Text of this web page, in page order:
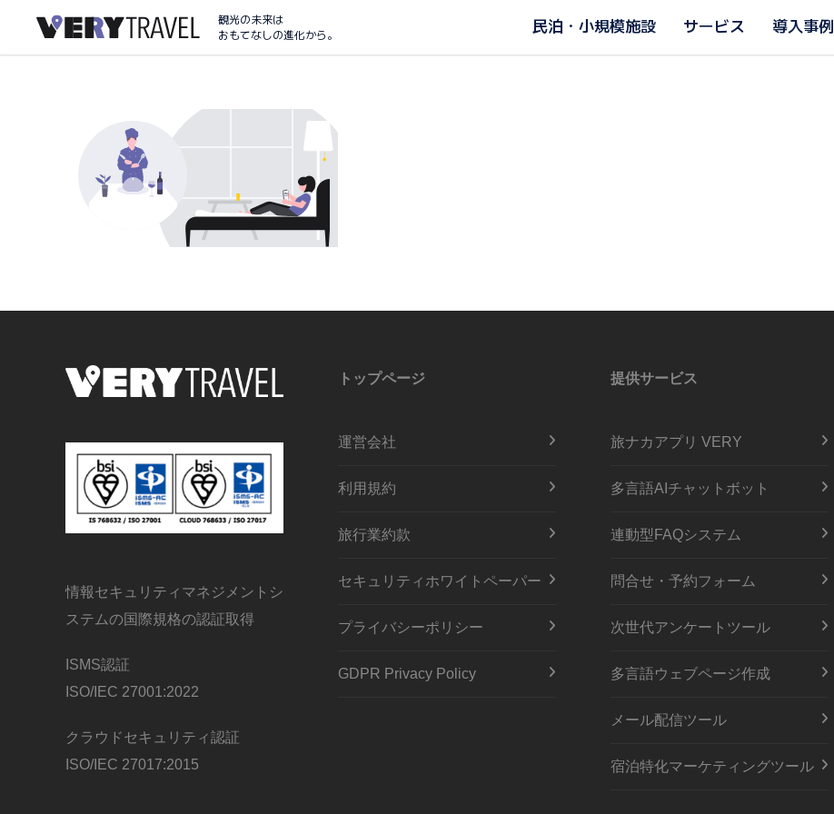
観光の未来は
おもてなしの進化から。
民泊・小規模施設 サービス 導入事例
情報セキュリティマネジメントシ
ステムの国際規格の認証取得
ISMS認証
ISO/IEC 27001:2022
クラウドセキュリティ認証
ISO/IEC 27017:2015
トップページ
運営会社
利用規約
旅行業約款
セキュリティホワイトペーパー
プライバシーポリシー
GDPR Privacy Policy
提供サービス
旅ナカアプリ VERY
多言語AIチャットボット
連動型FAQシステム
問合せ・予約フォーム
次世代アンケートツール
多言語ウェブページ作成
メール配信ツール
宿泊特化マーケティングツール